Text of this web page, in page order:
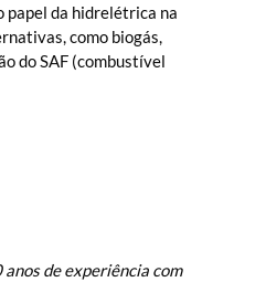
papel da hidrelétrica na
como biogás,
do SAF (combustível
anos de experiência com